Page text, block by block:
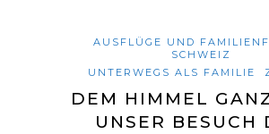
AUSFLÜGE UND
SCHWEIZ
UNTERWEGS ALS FAMILIE
DEM HIMMEL
UNSER BESUCH